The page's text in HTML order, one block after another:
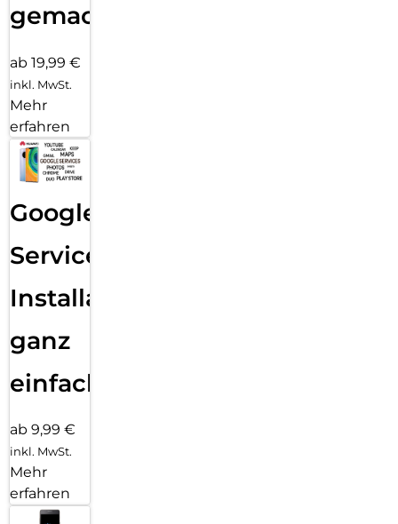
gemacht!
ab 19,99 €
inkl. MwSt.
Mehr
erfahren
Google
Services
Installation
ganz
einfach
ab 9,99 €
inkl. MwSt.
Mehr
erfahren